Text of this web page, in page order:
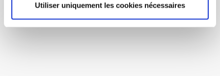
Utiliser uniquement les cookies nécessaires